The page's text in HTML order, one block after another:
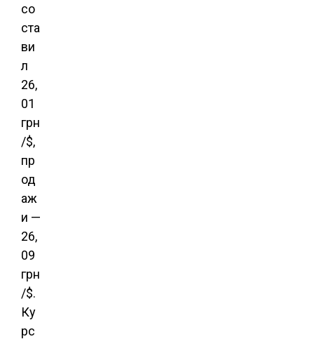
со
ста
ви
л
26,
01
грн
/$,
пр
од
аж
и —
26,
09
грн
/$.
Ку
рс